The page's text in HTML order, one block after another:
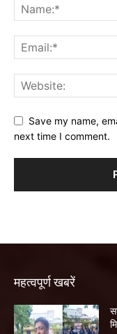
Save my name,
next time I comment.
महत्वपूर्ण खबरें